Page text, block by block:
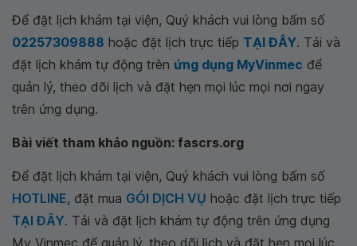
Để đặt lịch khám tại viện, Quý khách vui lòng bấm số
02257309888 hoặc đặt lịch trực tiếp TẠI ĐÂY. Tải và
đặt lịch khám tự động trên ứng dụng MyVinmec để
quản lý, theo dõi lịch và đặt hẹn mọi lúc mọi nơi ngay
trên ứng dụng.
Bài viết tham khảo nguồn: fascrs.org
Để đặt lịch khám tại viện, Quý khách vui lòng bấm số
HOTLINE, đặt mua GÓI DỊCH VỤ hoặc đặt lịch trực tiếp
TẠI ĐÂY. Tải và đặt lịch khám tự động trên ứng dụng